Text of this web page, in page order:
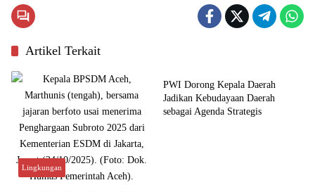
Artikel Terkait
Lingkungan
PWI Dorong Kepala Daerah
Jadikan Kebudayaan Daerah
sebagai Agenda Strategis